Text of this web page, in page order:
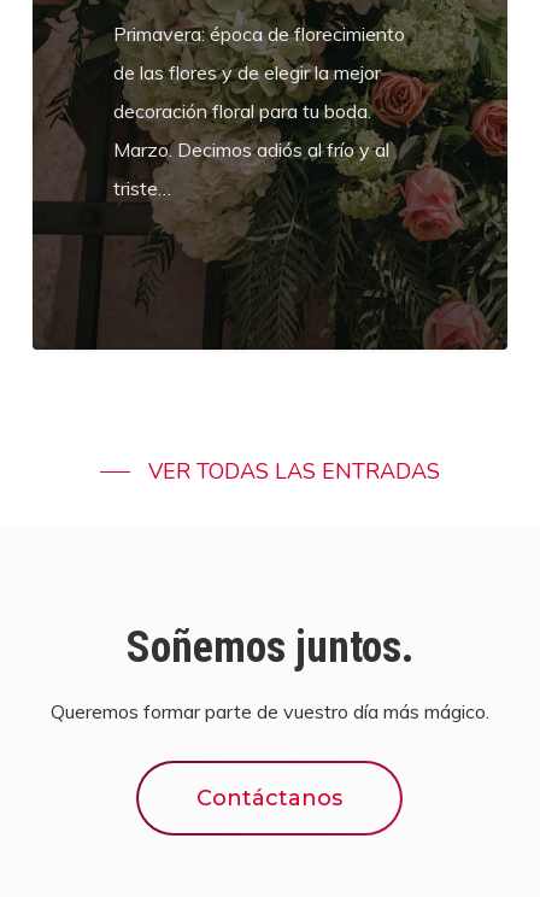
tendencias
2017
Primavera: época de florecimiento
de las flores y de elegir la mejor
decoración floral para tu boda.
Marzo. Decimos adiós al frío y al
triste…
VER TODAS LAS ENTRADAS
Soñemos juntos.
Queremos formar parte de vuestro día más mágico.
Contáctanos